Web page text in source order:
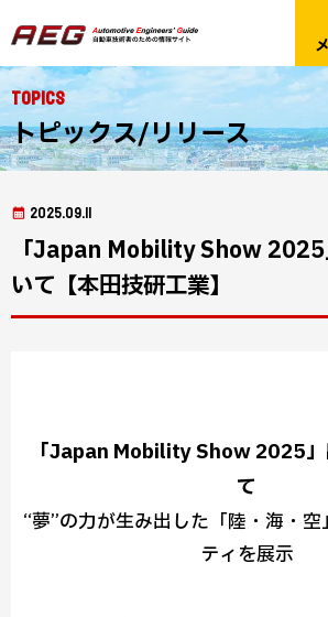
Topics
トピックス/リリース
2025.09.11
「Japan Mobility Show 2025
いて【本田技研工業】
「Japan Mobility Show 2025
て
“夢”の力が生み出した「陸・海・空
ティを展示